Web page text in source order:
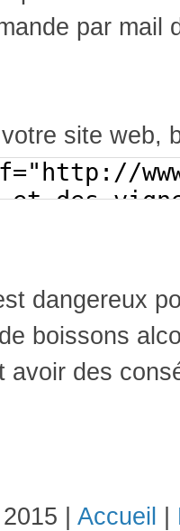
par mail
site web,
dangereux
boissons
avoir des
| Accueil